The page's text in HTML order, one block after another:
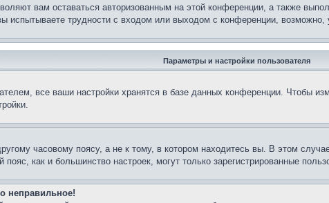
вам оставаться авторизованным на этой конференции, а также
испытываете трудности с входом или выходом с конференции, возможно,
Параметры и настройки пользователя
все ваши настройки хранятся в базе данных конференции. Чтобы
часовому поясу, а не к тому, в котором находитесь вы. В этом
как и большинство настроек, могут только зарегистрированные
неправильное!